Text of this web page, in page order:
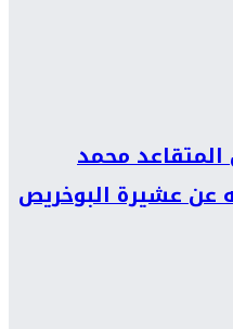
المتقاعد محمد
عن عشيرة البوخريص